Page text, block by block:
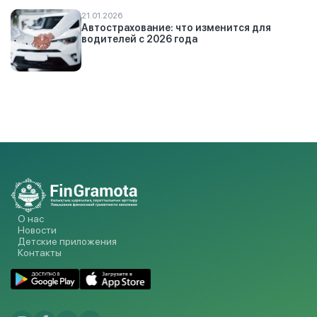
21.01.2026
Автострахование: что изменится для
водителей с 2026 года
О нас
Новости
Детские приложения
Контакты